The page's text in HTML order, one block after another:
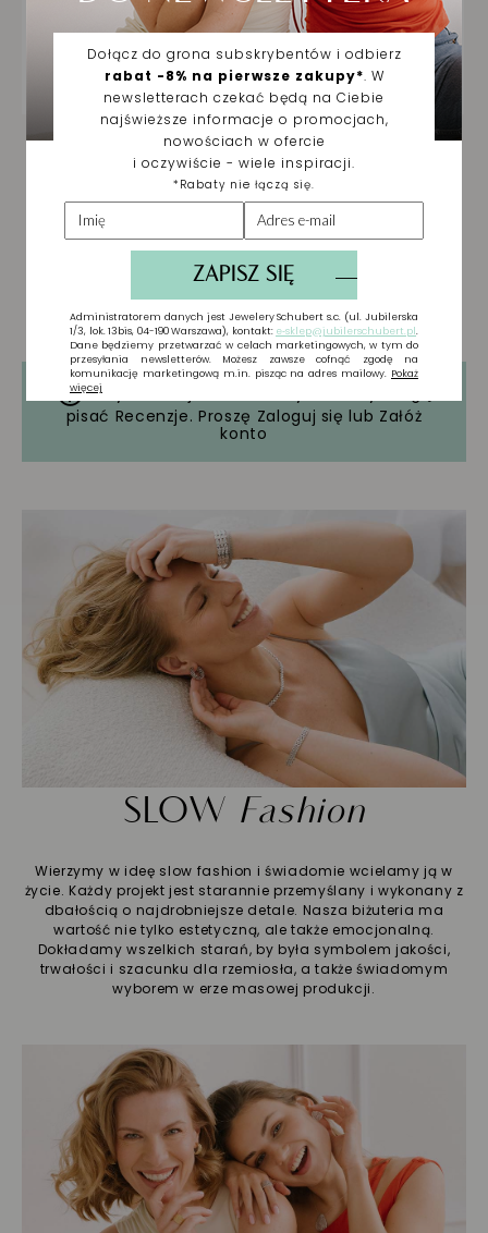
Tylko zarejestrowani użytkownicy mogą
pisać Recenzje. Proszę Zaloguj się lub Załóż
konto
SLOW Fashion
Wierzymy w ideę slow fashion i świadomie wcielamy ją w
życie. Każdy projekt jest starannie przemyślany i wykonany z
dbałością o najdrobniejsze detale. Nasza biżuteria ma
wartość nie tylko estetyczną, ale także emocjonalną.
Dokładamy wszelkich starań, by była symbolem jakości,
trwałości i szacunku dla rzemiosła, a także świadomym
wyborem w erze masowej produkcji.